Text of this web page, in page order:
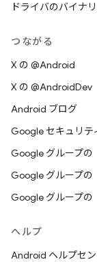
ドライバのバイナリ
つながる
X の @Android
X の @AndroidDev
Android ブログ
Google セキュリテ
Google グループの
Google グループの
Google グループの
ヘルプ
Android ヘルプセ